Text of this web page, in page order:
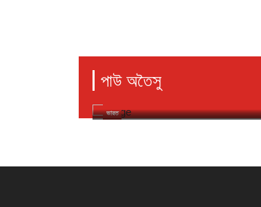
পাউ অতৈসু
মণিপুরী মিরর
ভারত